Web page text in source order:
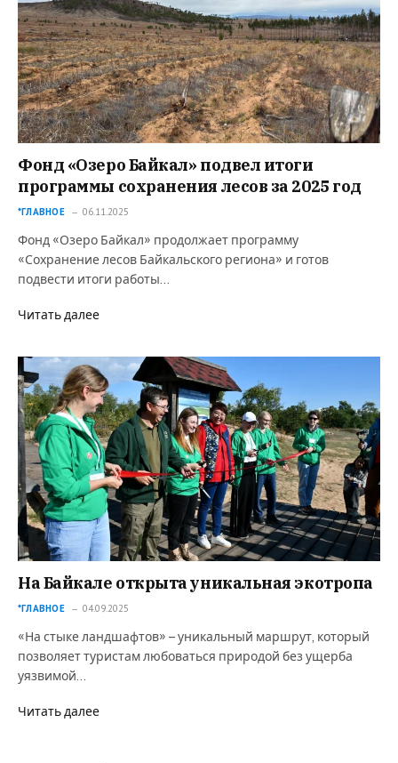
Фонд «Озеро Байкал» подвел итоги
программы сохранения лесов за 2025 год
*ГЛАВНОЕ 06.11.2025
Фонд «Озеро Байкал» продолжает программу
«Сохранение лесов Байкальского региона» и готов
подвести итоги работы…
Читать далее
На Байкале открыта уникальная экотропа
*ГЛАВНОЕ 04.09.2025
«На стыке ландшафтов» – уникальный маршрут, который
позволяет туристам любоваться природой без ущерба
уязвимой…
Читать далее